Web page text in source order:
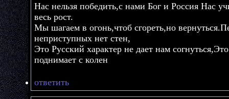
Нас нельзя победить,с нами Бог и Россия Нас
весь рост.
Мы шагаем в огонь,чтоб сгореть,но
неприступных нет стен,
Это Русский характер не дает нам
поднимает с колен
ответить